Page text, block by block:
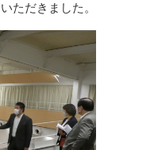
ただきました。